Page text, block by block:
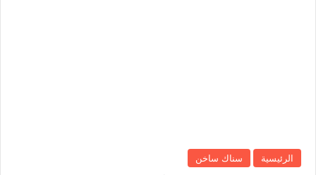
الرئيسية سناك ساخن